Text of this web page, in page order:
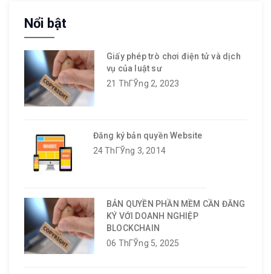
Nổi bật
Giấy phép trò chơi điện tử và dịch
vụ của luật sư
21 ThГЎng 2, 2023
Đăng ký bản quyền Website
24 ThГЎng 3, 2014
BẢN QUYỀN PHẦN MỀM CẦN ĐĂNG
KÝ VỚI DOANH NGHIỆP
BLOCKCHAIN
06 ThГЎng 5, 2025